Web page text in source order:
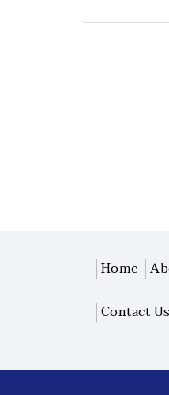
Home
Contact Us